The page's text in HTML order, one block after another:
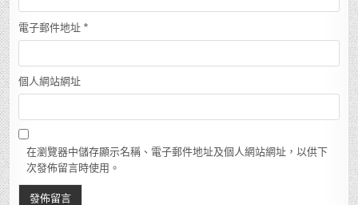
電子郵件地址 *
個人網站網址
在瀏覽器中儲存顯示名稱、電子郵件地址及個人網站網址，以供下
次發佈留言時使用。